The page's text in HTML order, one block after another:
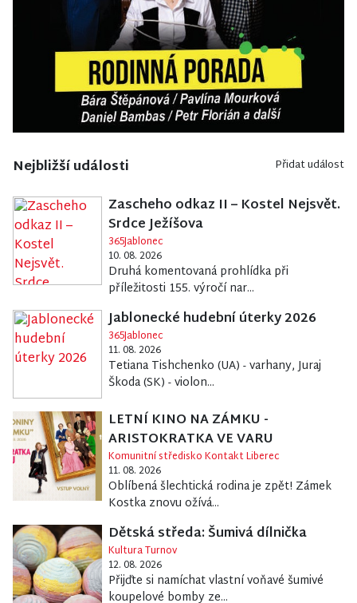
Nejbližší události Přidat událost
Zascheho odkaz II – Kostel Nejsvět.
Srdce Ježíšova
365Jablonec
10. 08. 2026
Druhá komentovaná prohlídka při
příležitosti 155. výročí nar...
Jablonecké hudební úterky 2026
365Jablonec
11. 08. 2026
Tetiana Tishchenko (UA) - varhany, Juraj
Škoda (SK) - violon...
LETNÍ KINO NA ZÁMKU -
ARISTOKRATKA VE VARU
Komunitní středisko Kontakt Liberec
11. 08. 2026
Oblíbená šlechtická rodina je zpět! Zámek
Kostka znovu ožívá...
Dětská středa: Šumivá dílnička
Kultura Turnov
12. 08. 2026
Přijďte si namíchat vlastní voňavé šumivé
koupelové bomby ze...